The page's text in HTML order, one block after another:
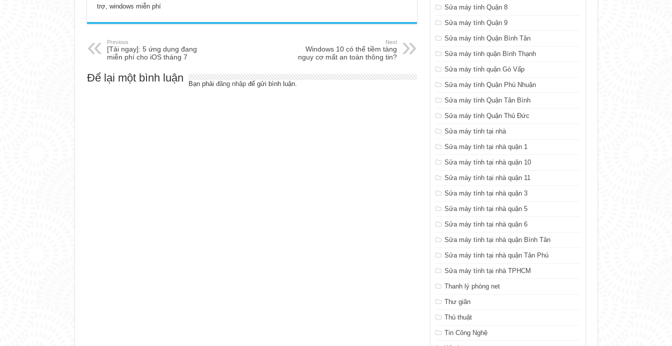
trợ, windows miễn phí
Previous
[Tải ngay]: 5 ứng dụng đang
miễn phí cho iOS tháng 7
Next
Windows 10 có thể tiềm tàng
nguy cơ mất an toàn thông tin?
Để lại một bình luận Bạn phải đăng nhậpđể gửi bình luận.
Sửa máy tính Quận 8
Sửa máy tính Quận 9
Sửa máy tính Quận Bình Tân
Sửa máy tính quận Bình Thạnh
Sửa máy tính quận Gò Vấp
Sửa máy tính Quận Phú Nhuận
Sửa máy tính Quận Tân Bình
Sửa máy tính Quận Thủ Đức
Sửa máy tính tại nhà
Sửa máy tính tại nhà quận 1
Sửa máy tính tại nhà quận 10
Sửa máy tính tại nhà quận 11
Sửa máy tính tại nhà quận 3
Sửa máy tính tại nhà quận 5
Sửa máy tính tại nhà quận 6
Sửa máy tính tại nhà quận Bình Tân
Sửa máy tính tại nhà quận Tân Phú
Sửa máy tính tại nhà TPHCM
Thanh lý phòng net
Thư giãn
Thủ thuật
Tin Công Nghệ